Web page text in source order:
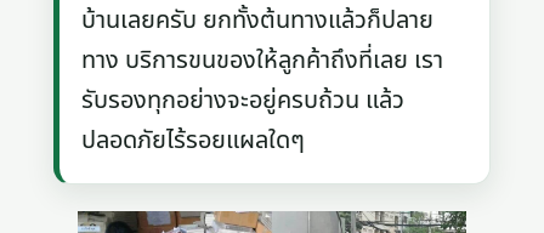
บ้านเลยครับ ยกทั้งต้นทางแล้วก็ปลาย
ทาง บริการขนของให้ลูกค้าถึงที่เลย เรา
รับรองทุกอย่างจะอยู่ครบถ้วน แล้ว
ปลอดภัยไร้รอยแผลใดๆ